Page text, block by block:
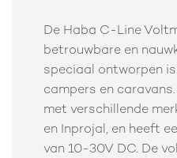
De Haba C-Line
betrouwbare en
speciaal ontworpen
campers en
met verschillende
en Inprojal, en heeft
van 10-30V DC. De